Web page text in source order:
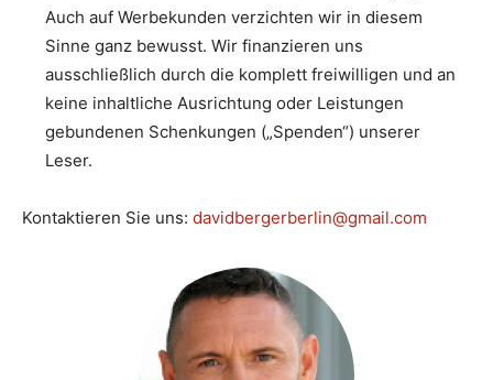
Auch auf Werbekunden verzichten wir in diesem
Sinne ganz bewusst. Wir finanzieren uns
ausschließlich durch die komplett freiwilligen und an
keine inhaltliche Ausrichtung oder Leistungen
gebundenen Schenkungen („Spenden“) unserer
Leser.
Kontaktieren Sie uns: davidbergerberlin@gmail.com